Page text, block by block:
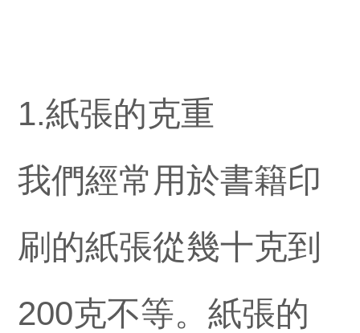
1.紙張的克重
我們經常用於書籍印
刷的紙張從幾十克到
200克不等。紙張的